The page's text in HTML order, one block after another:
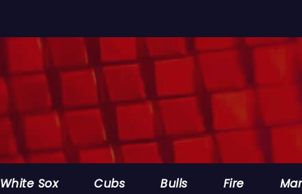
White Sox Cubs Bulls Fire